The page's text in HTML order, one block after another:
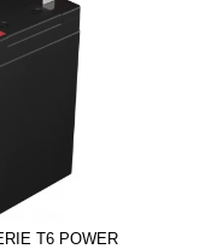
T6 POWER